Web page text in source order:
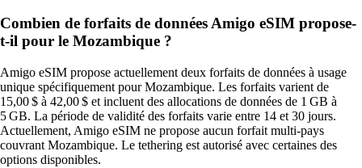
Combien de forfaits de données Amigo eSIM propose-
t-il pour le Mozambique ?
Amigo eSIM propose actuellement deux forfaits de données à usage
unique spécifiquement pour Mozambique. Les forfaits varient de
15,00 $ à 42,00 $ et incluent des allocations de données de 1 GB à
5 GB. La période de validité des forfaits varie entre 14 et 30 jours.
Actuellement, Amigo eSIM ne propose aucun forfait multi‑pays
couvrant Mozambique. Le tethering est autorisé avec certaines des
options disponibles.